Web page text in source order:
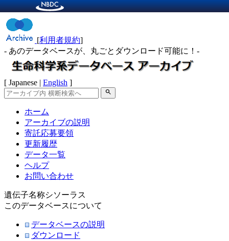
[利用者規約]
- あのデータベースが、丸ごとダウンロード可能に！-
[ Japanese | English ]
search
ホーム
アーカイブの説明
寄託応募要領
更新履歴
データ一覧
ヘルプ
お問い合わせ
遺伝子名称シソーラス
このデータベースについて
データベースの説明
ダウンロード